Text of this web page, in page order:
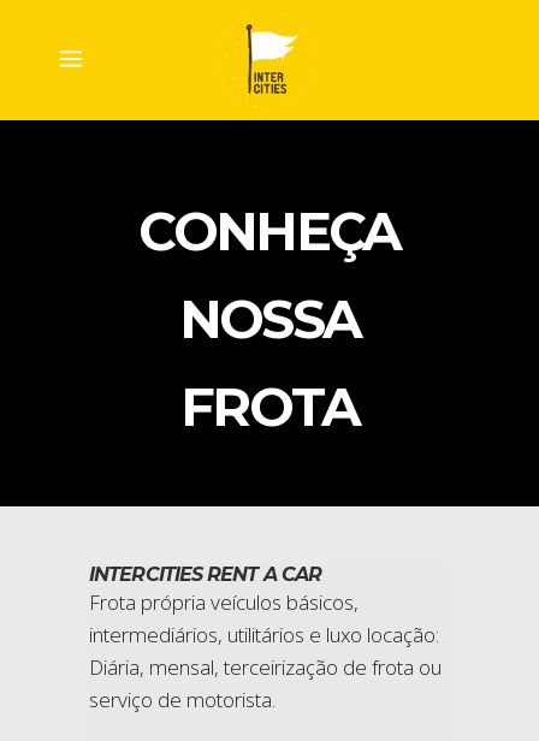
CONHEÇA
NOSSA
FROTA
INTERCITIES RENT A CAR
Frota própria veículos básicos,
intermediários, utilitários e luxo locação:
Diária, mensal, terceirização de frota ou
serviço de motorista.